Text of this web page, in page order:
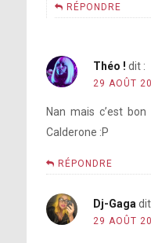
RÉPONDRE
Théo ! dit :
29 AOÛT
Nan mais c’est
Calderone :P
RÉPONDRE
Dj-Gaga
29 AOÛT